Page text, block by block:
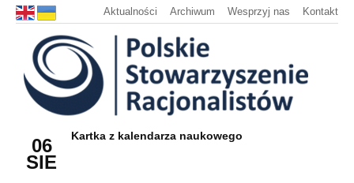
Aktualności Archiwum Wesprzyj nas Kontakt
06
SIE
Kartka z kalendarza naukowego